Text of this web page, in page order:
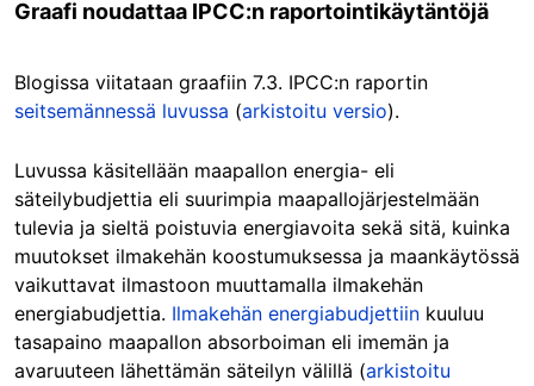
Graafi noudattaa IPCC:n raportointikäytäntöjä
Blogissa viitataan graafiin 7.3. IPCC:n raportin
seitsemännessä luvussa (arkistoitu versio).
Luvussa käsitellään maapallon energia- eli
säteilybudjettia eli suurimpia maapallojärjestelmään
tulevia ja sieltä poistuvia energiavoita sekä sitä, kuinka
muutokset ilmakehän koostumuksessa ja maankäytössä
vaikuttavat ilmastoon muuttamalla ilmakehän
energiabudjettia. Ilmakehän energiabudjettiin kuuluu
tasapaino maapallon absorboiman eli imemän ja
avaruuteen lähettämän säteilyn välillä (arkistoitu